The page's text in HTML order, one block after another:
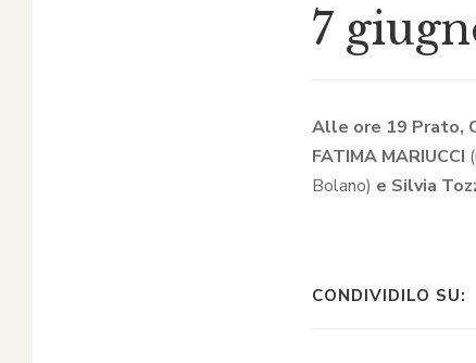
7
Alle ore 19 Prato,
FATIMA MARIUCCI
Bolano) e Silvia
CONDIVIDILO SU: